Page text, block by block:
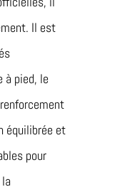
Il est
à pied, le
équilibrée et
pour